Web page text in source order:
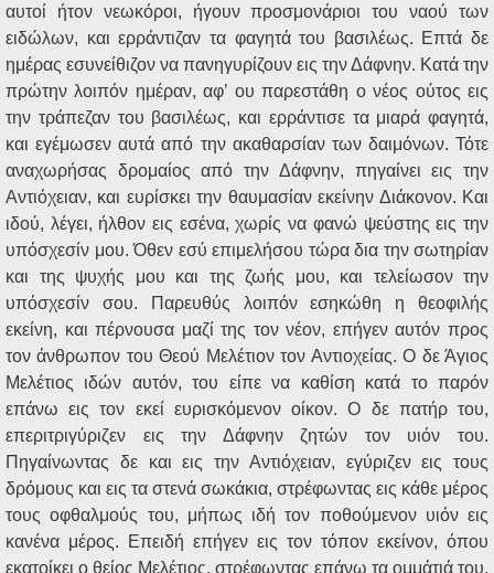
αυτοί ήτον νεωκόροι, ήγουν προσμονάριοι του ναού των
ειδώλων, και ερράντιζαν τα φαγητά του βασιλέως. Επτά δε
ημέρας εσυνείθιζον να πανηγυρίζουν εις την Δάφνην. Κατά την
πρώτην λοιπόν ημέραν, αφ’ ου παρεστάθη ο νέος ούτος εις
την τράπεζαν του βασιλέως, και ερράντισε τα μιαρά φαγητά,
και εγέμωσεν αυτά από την ακαθαρσίαν των δαιμόνων. Τότε
αναχωρήσας δρομαίος από την Δάφνην, πηγαίνει εις την
Αντιόχειαν, και ευρίσκει την θαυμασίαν εκείνην Διάκονον. Και
ιδού, λέγει, ήλθον εις εσένα, χωρίς να φανώ ψεύστης εις την
υπόσχεσίν μου. Όθεν εσύ επιμελήσου τώρα δια την σωτηρίαν
και της ψυχής μου και της ζωής μου, και τελείωσον την
υπόσχεσίν σου. Παρευθύς λοιπόν εσηκώθη η θεοφιλής
εκείνη, και πέρνουσα μαζί της τον νέον, επήγεν αυτόν προς
τον άνθρωπον του Θεού Μελέτιον τον Αντιοχείας. Ο δε Άγιος
Μελέτιος ιδών αυτόν, του είπε να καθίση κατά το παρόν
επάνω εις τον εκεί ευρισκόμενον οίκον. Ο δε πατήρ του,
επεριτριγύριζεν εις την Δάφνην ζητών τον υιόν του.
Πηγαίνωντας δε και εις την Αντιόχειαν, εγύριζεν εις τους
δρόμους και εις τα στενά σωκάκια, στρέφωντας εις κάθε μέρος
τους οφθαλμούς του, μήπως ιδή τον ποθούμενον υιόν εις
κανένα μέρος. Επειδή επήγεν εις τον τόπον εκείνον, όπου
εκατοίκει ο θείος Μελέτιος, στρέφωντας επάνω τα ομμάτιά του,